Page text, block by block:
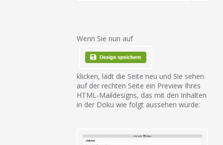
Wenn Sie nun auf
klicken, lädt die Seite neu und Sie sehen
auf der rechten Seite ein Preview Ihres
HTML-Maildesigns, das mit den Inhalten
in der Doku wie folgt aussehen würde: